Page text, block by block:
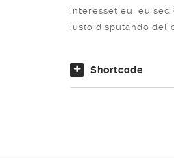
interesset eu, eu
iusto disputando
Shortcode